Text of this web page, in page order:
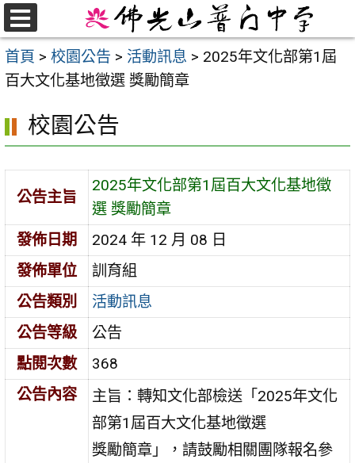
跳
至
主
要
首頁 > 校園公告 > 活動訊息 > 2025年文化部第1屆
百大文化基地徵選 獎勵簡章
校園公告
公告主旨
2025年文化部第1屆百大文化基地徵
選 獎勵簡章
發佈日期
2024 年 12 月 08 日
發佈單位
訓育組
公告類別
活動訊息
公告等級
公告
點閱次數
368
公告內容
主旨：轉知文化部檢送「2025年文化
部第1屆百大文化基地徵選
獎勵簡章」，請鼓勵相關團隊報名參
選
單